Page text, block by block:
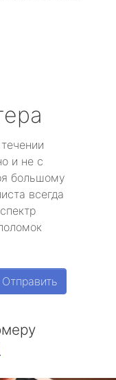
и не с
большому
всегда
Отправить
.